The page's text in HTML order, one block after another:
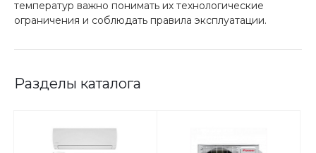
температур важно понимать их технологические
ограничения и соблюдать правила эксплуатации.
Разделы каталога